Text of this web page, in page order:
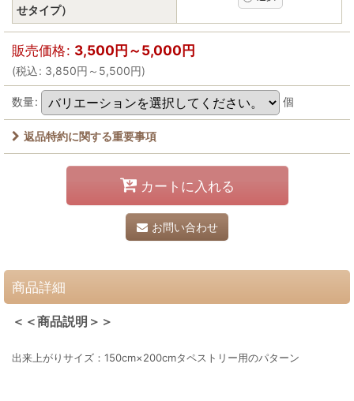
せタイプ）
販売価格: 3,500円～5,000円
(税込: 3,850円 ～5,500円)
数量: 個
返品特約に関する重要事項
カートに入れる
お問い合わせ
商品詳細
＜＜商品説明＞＞
出来上がりサイズ：150cm×200cmタペストリー用のパターン